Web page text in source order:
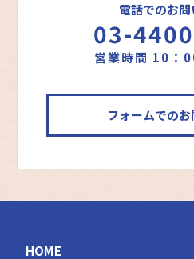
電話でのお
03-
営業時間 10：
フォームでの
HOME